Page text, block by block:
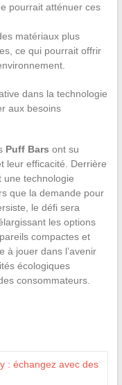
pourrait atténuer ces
matériaux plus
ce qui pourrait offrir
dans la technologie
aux besoins
Puff Bars ont su
leur efficacité. Derrière
une technologie
que la demande pour
le défi sera
les options
compactes et
à jouer dans l’avenir
écologiques
consommateurs.
: échangez avec des